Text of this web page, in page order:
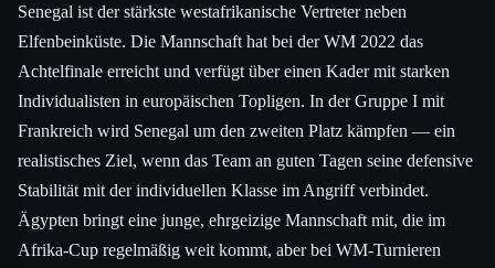
Senegal ist der stärkste westafrikanische Vertreter neben
Elfenbeinküste. Die Mannschaft hat bei der WM 2022 das
Achtelfinale erreicht und verfügt über einen Kader mit starken
Individualisten in europäischen Topligen. In der Gruppe I mit
Frankreich wird Senegal um den zweiten Platz kämpfen — ein
realistisches Ziel, wenn das Team an guten Tagen seine defensive
Stabilität mit der individuellen Klasse im Angriff verbindet.
Ägypten bringt eine junge, ehrgeizige Mannschaft mit, die im
Afrika-Cup regelmäßig weit kommt, aber bei WM-Turnieren